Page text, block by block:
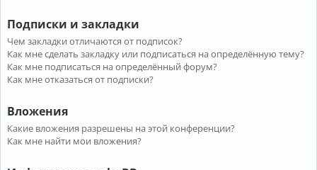
Подписки и закладки
Чем закладки отличаются от подписок?
Как мне сделать закладку или подписаться на определённую тему?
Как мне подписаться на определённый форум?
Как мне отказаться от подписки?
Вложения
Какие вложения разрешены на этой конференции?
Как мне найти мои вложения?